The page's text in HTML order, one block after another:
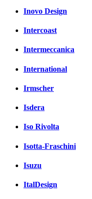
Inovo Design
Intercoast
Intermeccanica
International
Irmscher
Isdera
Iso Rivolta
Isotta-Fraschini
Isuzu
ItalDesign